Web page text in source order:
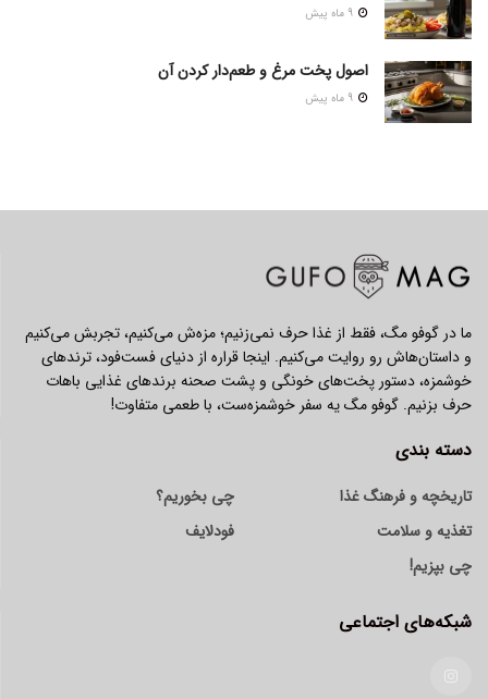
اصول پخت مرغ و طعم‌دار کردن آن
ما در گوفو مگ، فقط از غذا حرف نمی‌زنیم؛ مزه‌ش می‌کنیم، تجربش می‌کنیم
و داستان‌هاش رو روایت می‌کنیم. اینجا قراره از دنیای فست‌فود، ترندهای
خوشمزه، دستور پخت‌های خونگی و پشت صحنه برندهای غذایی باهات
حرف بزنیم. گوفو مگ یه سفر خوشمزه‌ست، با طعمی متفاوت!
دسته بندی
تاریخچه و فرهنگ غذا
تغذیه و سلامت
چی بپزیم!
چی بخوریم؟
فودلایف
شبکه‌های اجتماعی